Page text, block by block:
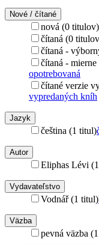
Nové / čítané
nová (0 titulov)
čítaná (0
čítaná -
čítaná -
opotrebovaná
čítané verzie
vypredaných kníh
Jazyk
čeština (1 titul)
Autor
Eliphas Lévi
Vydavateľstvo
Vodnář (1 titul)
Väzba
pevná väzba